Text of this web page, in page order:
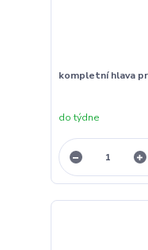
kompletní hlava
do týdne